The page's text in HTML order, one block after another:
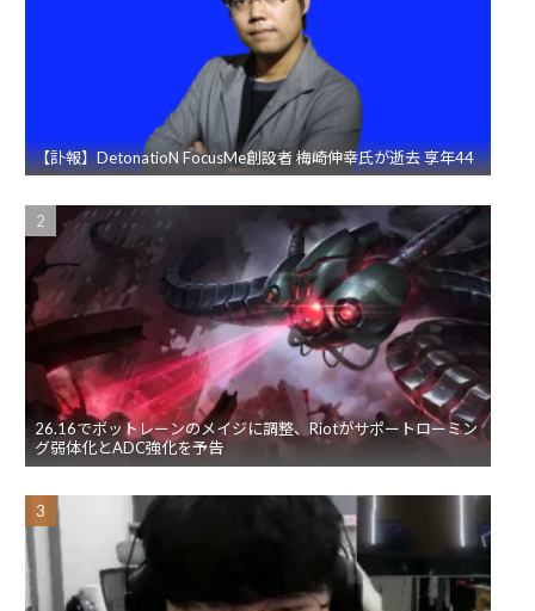
【訃報】DetonatioN FocusMe創設者 梅崎伸幸氏が逝去 享年44
26.16でボットレーンのメイジに調整、Riotがサポートローミン
グ弱体化とADC強化を予告